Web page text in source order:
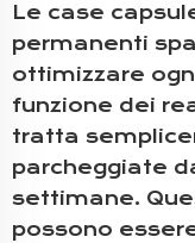
Le case
permanenti
ottimizzare
funzione dei
tratta
parcheggiate
settimane.
possono